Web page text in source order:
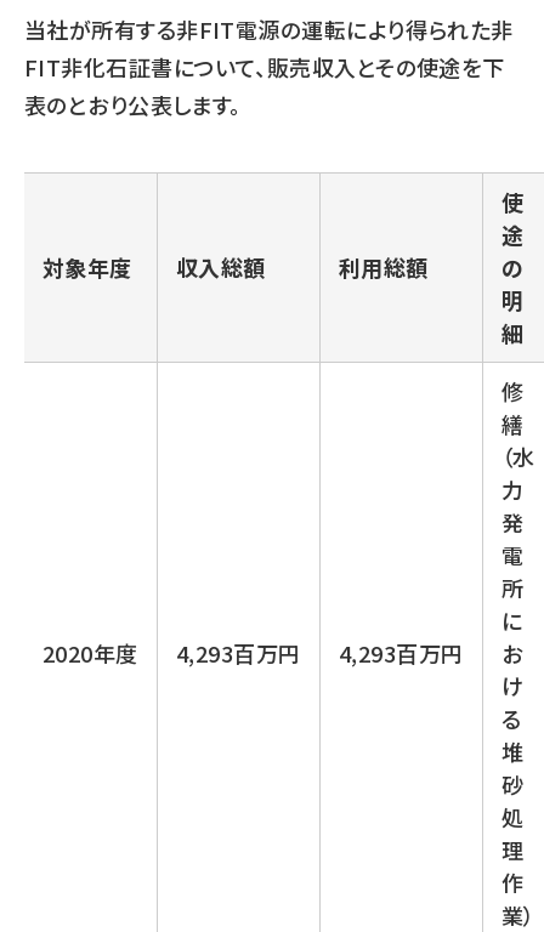
当社が所有する非FIT電源の運転により得られた非
FIT非化石証書について、販売収入とその使途を下
表のとおり公表します。
対象年度 収入総額 利用総額
使
途
の
明
細
2020年度 4,293百万円 4,293百万円
修
繕
（水
力
発
電
所
に
お
け
る
堆
砂
処
理
作
業）